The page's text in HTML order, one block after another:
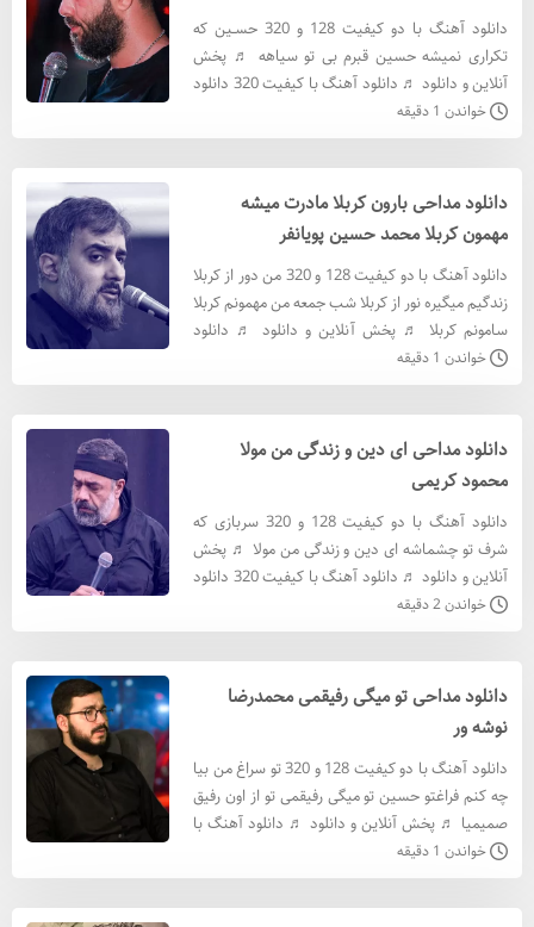
دانلود آهنگ با دو کیفیت 128 و 320 حسـین که
تکراری نمیشه حسین قبرم بی تو سیاهه ♬ پخش
آنلاین و دانلود ♬ دانلود آهنگ با کيفيت 320 دانلود
گرفت ای دنیا
خواندن 1 دقیقه
دانلود مداحی بارون کربلا مادرت میشه
مهمون کربلا محمد حسین پویانفر
دانلود آهنگ با دو کیفیت 128 و 320 من دور از کربلا
زندگیم میگیره نور از کربلا شب جمعه من مهمونم کربلا
سامونم کربلا ♬ پخش آنلاین و دانلود ♬ دانلود
خواندن 1 دقیقه
دانلود مداحی ای دین و زندگی من مولا
محمود کریمی
دانلود آهنگ با دو کیفیت 128 و 320 سربازی که
شرف تو چشماشه ای دین و زندگی من مولا ♬ پخش
آنلاین و دانلود ♬ دانلود آهنگ با کيفيت 320 دانلود
مولابخن
خواندن 2 دقیقه
دانلود مداحی تو میگی رفیقمی محمدرضا
نوشه ور
دانلود آهنگ با دو کیفیت 128 و 320 تو سراغ من بیا
چه کنم فراغتو حسین تو میگی رفیقمی تو از اون رفیق
صمیمیا ♬ پخش آنلاین و دانلود ♬ دانلود آهنگ با
خواندن 1 دقیقه